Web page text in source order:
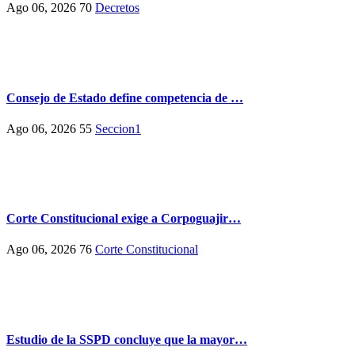
Ago 06, 2026 70 Decretos
Consejo de Estado define competencia de …
Ago 06, 2026 55 Seccion1
Corte Constitucional exige a Corpoguajir…
Ago 06, 2026 76 Corte Constitucional
Estudio de la SSPD concluye que la mayor…